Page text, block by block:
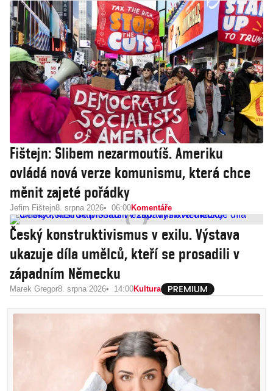
Fištejn: Slibem nezarmoutíš. Ameriku
ovládá nová verze komunismu, která chce
měnit zajeté pořádky
Jefim Fištejn8. srpna 2026 06:00Komentáře
Český konstruktivismus v exilu. Výstava
ukazuje díla umělců, kteří se prosadili v
západním Německu
Marek Gregor8. srpna 2026 14:00Kultura